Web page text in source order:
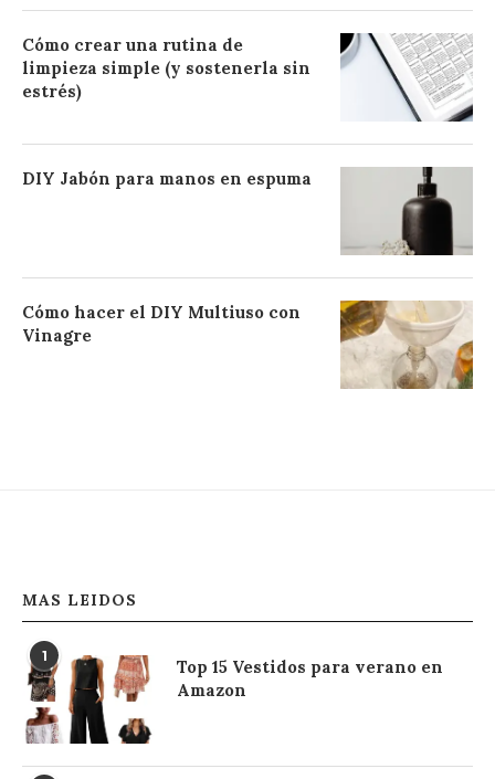
Cómo crear una rutina de
limpieza simple (y sostenerla sin
estrés)
DIY Jabón para manos en espuma
Cómo hacer el DIY Multiuso con
Vinagre
MAS LEIDOS
1
Top 15 Vestidos para verano en
Amazon